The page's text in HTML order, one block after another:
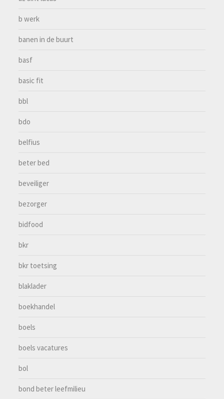
b werk
banen in de buurt
basf
basic fit
bbl
bdo
belfius
beter bed
beveiliger
bezorger
bidfood
bkr
bkr toetsing
blaklader
boekhandel
boels
boels vacatures
bol
bond beter leefmilieu